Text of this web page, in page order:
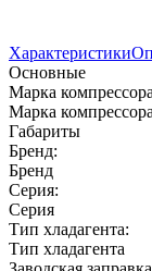
Характеристики
Основные
Марка
Марка компрессора
Габариты
Бренд:
Бренд
Серия:
Серия
Тип хладагента:
Тип хладагента